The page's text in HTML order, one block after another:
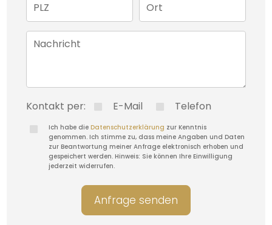
PLZ Ort
Nachricht
Kontakt per: E-Mail Telefon
Ich habe die Datenschutzerklärung zur Kenntnis
genommen. Ich stimme zu, dass meine Angaben und Daten
zur Beantwortung meiner Anfrage elektronisch erhoben und
gespeichert werden. Hinweis: Sie können Ihre Einwilligung
jederzeit widerrufen.
Anfrage senden